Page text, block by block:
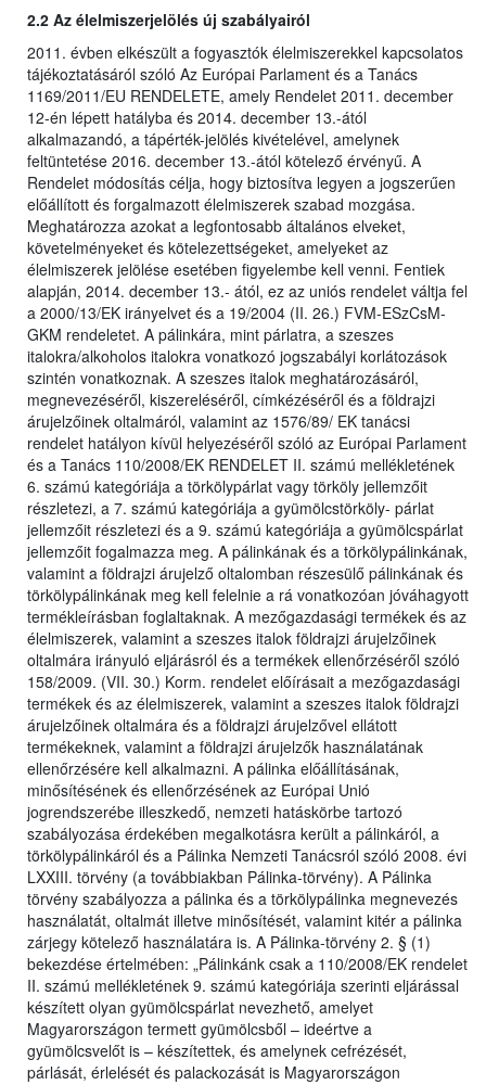
2.2 Az élelmiszerjelölés új szabályairól
2011. évben elkészült a fogyasztók élelmiszerekkel kapcsolatos
tájékoztatásáról szóló Az Európai Parlament és a Tanács
1169/2011/EU RENDELETE, amely Rendelet 2011. december
12-én lépett hatályba és 2014. december 13.-ától
alkalmazandó, a tápérték-jelölés kivételével, amelynek
feltüntetése 2016. december 13.-ától kötelező érvényű. A
Rendelet módosítás célja, hogy biztosítva legyen a jogszerűen
előállított és forgalmazott élelmiszerek szabad mozgása.
Meghatározza azokat a legfontosabb általános elveket,
követelményeket és kötelezettségeket, amelyeket az
élelmiszerek jelölése esetében figyelembe kell venni. Fentiek
alapján, 2014. december 13.- ától, ez az uniós rendelet váltja fel
a 2000/13/EK irányelvet és a 19/2004 (II. 26.) FVM-ESzCsM-
GKM rendeletet. A pálinkára, mint párlatra, a szeszes
italokra/alkoholos italokra vonatkozó jogszabályi korlátozások
szintén vonatkoznak. A szeszes italok meghatározásáról,
megnevezéséről, kiszereléséről, címkézéséről és a földrajzi
árujelzőinek oltalmáról, valamint az 1576/89/ EK tanácsi
rendelet hatályon kívül helyezéséről szóló az Európai Parlament
és a Tanács 110/2008/EK RENDELET II. számú mellékletének
6. számú kategóriája a törkölypárlat vagy törköly jellemzőit
részletezi, a 7. számú kategóriája a gyümölcstörköly- párlat
jellemzőit részletezi és a 9. számú kategóriája a gyümölcspárlat
jellemzőit fogalmazza meg. A pálinkának és a törkölypálinkának,
valamint a földrajzi árujelző oltalomban részesülő pálinkának és
törkölypálinkának meg kell felelnie a rá vonatkozóan jóváhagyott
termékleírásban foglaltaknak. A mezőgazdasági termékek és az
élelmiszerek, valamint a szeszes italok földrajzi árujelzőinek
oltalmára irányuló eljárásról és a termékek ellenőrzéséről szóló
158/2009. (VII. 30.) Korm. rendelet előírásait a mezőgazdasági
termékek és az élelmiszerek, valamint a szeszes italok földrajzi
árujelzőinek oltalmára és a földrajzi árujelzővel ellátott
termékeknek, valamint a földrajzi árujelzők használatának
ellenőrzésére kell alkalmazni. A pálinka előállításának,
minősítésének és ellenőrzésének az Európai Unió
jogrendszerébe illeszkedő, nemzeti hatáskörbe tartozó
szabályozása érdekében megalkotásra került a pálinkáról, a
törkölypálinkáról és a Pálinka Nemzeti Tanácsról szóló 2008. évi
LXXIII. törvény (a továbbiakban Pálinka-törvény). A Pálinka
törvény szabályozza a pálinka és a törkölypálinka megnevezés
használatát, oltalmát illetve minősítését, valamint kitér a pálinka
zárjegy kötelező használatára is. A Pálinka-törvény 2. § (1)
bekezdése értelmében: „Pálinkánk csak a 110/2008/EK rendelet
II. számú mellékletének 9. számú kategóriája szerinti eljárással
készített olyan gyümölcspárlat nevezhető, amelyet
Magyarországon termett gyümölcsből – ideértve a
gyümölcsvelőt is – készítettek, és amelynek cefrézését,
párlását, érlelését és palackozását is Magyarországon